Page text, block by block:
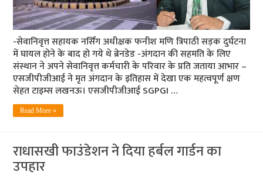
-सेवानिवृत्त सहायक नर्सिंग अधीक्षक फनीश मणि त्रिपाठी सड़क दुर्घटना
में घायल होने के बाद हो गये थे ब्रेनडेड -अंगदान की सहमति के लिए
संस्थान ने अपने सेवानिवृत्त कर्मचारी के परिवार के प्रति जताया आभार –
एसजीपीजीआई ने मृत अंगदान के इतिहास में देखा एक महत्वपूर्ण क्षण
सेहत टाइम्स लखनऊ। एसजीपीजीआई SGPGI …
Read More »
राधासखी फाउंडेशन ने दिया हर्बल गार्डन का
उपहार